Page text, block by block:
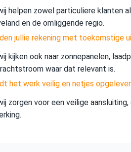
helpen zowel particuliere klanten
en de omliggende regio.
jullie rekening met toekomstige
kijken ook naar zonnepanelen,
waar dat relevant is.
het werk veilig en netjes
zorgen voor een veilige